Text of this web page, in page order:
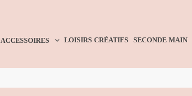
ACCESSOIRES LOISIRS CRÉATIFS SECONDE MAIN